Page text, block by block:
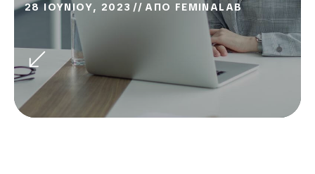
28 ΙΟΥΝΙΟΥ, 2023 ΑΠΟ FEMINALAB